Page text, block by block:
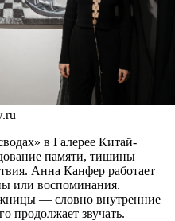
в Галерее Китай-
памяти, тишины
Анна Канфер работает
или воспоминания.
— словно внутренние
продолжает звучать.